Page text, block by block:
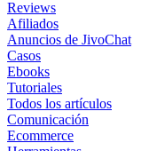
Reviews
Afiliados
Anuncios de JivoChat
Casos
Ebooks
Tutoriales
Todos los artículos
Comunicación
Ecommerce